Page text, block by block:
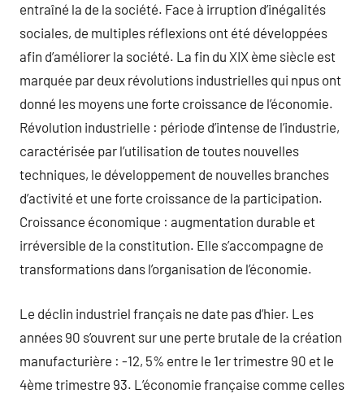
entraîné la de la société. Face à irruption d’inégalités
sociales, de multiples réflexions ont été développées
afin d’améliorer la société. La fin du XIX ème siècle est
marquée par deux révolutions industrielles qui npus ont
donné les moyens une forte croissance de l’économie.
Révolution industrielle : période d’intense de l’industrie,
caractérisée par l’utilisation de toutes nouvelles
techniques, le développement de nouvelles branches
d’activité et une forte croissance de la participation.
Croissance économique : augmentation durable et
irréversible de la constitution. Elle s’accompagne de
transformations dans l’organisation de l’économie.
Le déclin industriel français ne date pas d’hier. Les
années 90 s’ouvrent sur une perte brutale de la création
manufacturière : -12, 5% entre le 1er trimestre 90 et le
4ème trimestre 93. L’économie française comme celles